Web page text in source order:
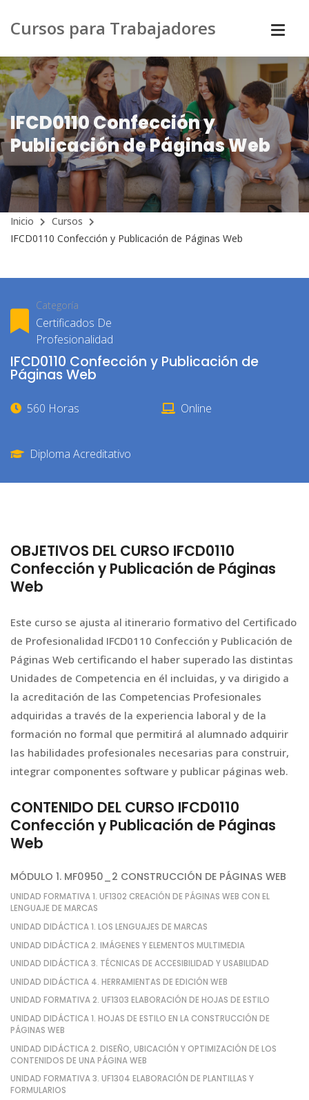
Cursos para Trabajadores
IFCD0110 Confección y
Publicación de Páginas Web
Inicio
Cursos
IFCD0110 Confección y Publicación de Páginas Web
Categoría
Certificados De
Profesionalidad
IFCD0110 Confección y Publicación de
Páginas Web
560 Horas Online
Diploma Acreditativo
OBJETIVOS DEL CURSO IFCD0110
Confección y Publicación de Páginas
Web
Este curso se ajusta al itinerario formativo del Certificado
de Profesionalidad IFCD0110 Confección y Publicación de
Páginas Web certificando el haber superado las distintas
Unidades de Competencia en él incluidas, y va dirigido a
la acreditación de las Competencias Profesionales
adquiridas a través de la experiencia laboral y de la
formación no formal que permitirá al alumnado adquirir
las habilidades profesionales necesarias para construir,
integrar componentes software y publicar páginas web.
CONTENIDO DEL CURSO IFCD0110
Confección y Publicación de Páginas
Web
MÓDULO 1. MF0950_2 CONSTRUCCIÓN DE PÁGINAS WEB
UNIDAD FORMATIVA 1. UF1302 CREACIÓN DE PÁGINAS WEB CON EL
LENGUAJE DE MARCAS
UNIDAD DIDÁCTICA 1. LOS LENGUAJES DE MARCAS
UNIDAD DIDÁCTICA 2. IMÁGENES Y ELEMENTOS MULTIMEDIA
UNIDAD DIDÁCTICA 3. TÉCNICAS DE ACCESIBILIDAD Y USABILIDAD
UNIDAD DIDÁCTICA 4. HERRAMIENTAS DE EDICIÓN WEB
UNIDAD FORMATIVA 2. UF1303 ELABORACIÓN DE HOJAS DE ESTILO
UNIDAD DIDÁCTICA 1. HOJAS DE ESTILO EN LA CONSTRUCCIÓN DE
PÁGINAS WEB
UNIDAD DIDÁCTICA 2. DISEÑO, UBICACIÓN Y OPTIMIZACIÓN DE LOS
CONTENIDOS DE UNA PÁGINA WEB
UNIDAD FORMATIVA 3. UF1304 ELABORACIÓN DE PLANTILLAS Y
FORMULARIOS